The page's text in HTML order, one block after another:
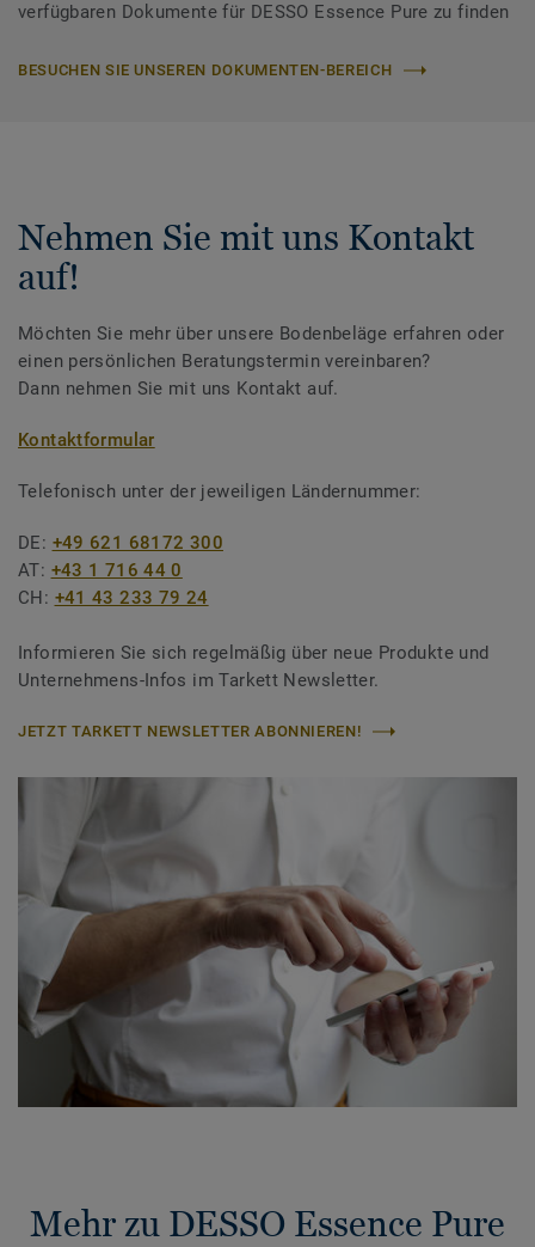
verfügbaren Dokumente für DESSO Essence Pure zu finden
BESUCHEN SIE UNSEREN DOKUMENTEN-BEREICH
Nehmen Sie mit uns Kontakt
auf!
Möchten Sie mehr über unsere Bodenbeläge erfahren oder
einen persönlichen Beratungstermin vereinbaren?
Dann nehmen Sie mit uns Kontakt auf.
Kontaktformular
Telefonisch unter der jeweiligen Ländernummer:
DE: +49 621 68172 300
AT: +43 1 716 44 0
CH: +41 43 233 79 24
Informieren Sie sich regelmäßig über neue Produkte und
Unternehmens-Infos im Tarkett Newsletter.
JETZT TARKETT NEWSLETTER ABONNIEREN!
Mehr zu DESSO Essence Pure